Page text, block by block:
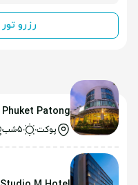
رزرو
Phuket Patong
پوکت 5شب